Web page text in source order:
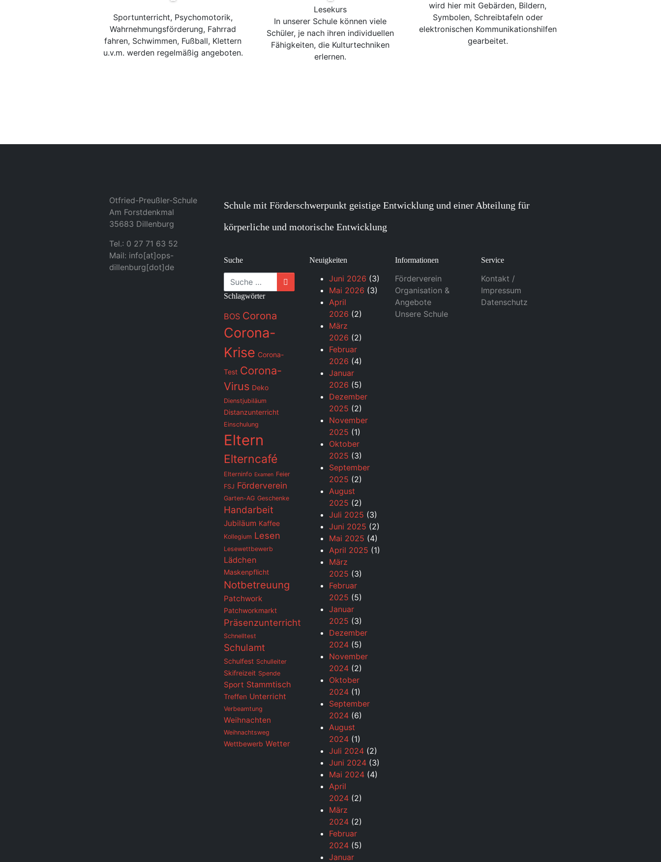
Sportunterricht, Psychomotorik,
Wahrnehmungsförderung, Fahrrad
fahren, Schwimmen, Fußball, Klettern
u.v.m. werden regelmäßig angeboten.
Lesekurs
In unserer Schule können viele
Schüler, je nach ihren individuellen
Fähigkeiten, die Kulturtechniken
erlernen.
wird hier mit Gebärden, Bildern,
Symbolen, Schreibtafeln oder
elektronischen Kommunikationshilfen
gearbeitet.
Otfried-Preußler-Schule
Am Forstdenkmal
35683 Dillenburg
Tel.: 0 27 71 63 52
Mail: info[at]ops-
dillenburg[dot]de
Schule mit Förderschwerpunkt geistige Entwicklung und einer Abteilung für
körperliche und motorische Entwicklung
Suche
Suche
Schlagwörter
BOS Corona
Corona-
Krise Corona-
Test Corona-
Virus Deko
Dienstjubiläum
Distanzunterricht
Einschulung
Eltern
Elterncafé
Elterninfo Examen Feier
FSJ Förderverein
Garten-AG Geschenke
Handarbeit
Jubiläum Kaffee
Kollegium Lesen
Lesewettbewerb
Lädchen
Maskenpflicht
Notbetreuung
Patchwork
Patchworkmarkt
Präsenzunterricht
Schnelltest
Schulamt
Schulfest Schulleiter
Skifreizeit Spende
Sport Stammtisch
Treffen Unterricht
Verbeamtung
Weihnachten
Weihnachtsweg
Wettbewerb Wetter
Neuigkeiten
Juni 2026 (3)
Mai 2026 (3)
April
2026 (2)
März
2026 (2)
Februar
2026 (4)
Januar
2026 (5)
Dezember
2025 (2)
November
2025 (1)
Oktober
2025 (3)
September
2025 (2)
August
2025 (2)
Juli 2025 (3)
Juni 2025 (2)
Mai 2025 (4)
April 2025 (1)
März
2025 (3)
Februar
2025 (5)
Januar
2025 (3)
Dezember
2024(5)
November
2024(2)
Oktober
2024(1)
September
2024(6)
August
2024(1)
Juli 2024(2)
Juni 2024(3)
Mai 2024(4)
April
2024(2)
März
2024(2)
Februar
2024(5)
Januar
Informationen
Förderverein
Organisation &
Angebote
Unsere Schule
Service
Kontakt /
Impressum
Datenschutz